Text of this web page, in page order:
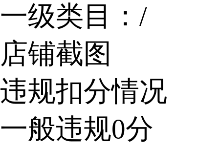
一级类目： /
店铺截图
违规扣分情况
一般违规0分